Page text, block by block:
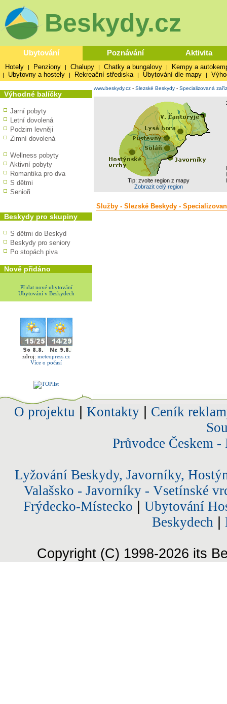
Beskydy.cz
Ubytování Poznávání Aktivita
Hotely | Penziony | Chalupy | Chatky a bungalovy | Kempy a
| Ubytovny a hostely | Rekreační střediska | Ubytování dle mapy |
Výhodné balíčky
Jarní pobyty
Letní dovolená
Podzim levněji
Zimní dovolená
Wellness pobyty
Aktivní pobyty
Romantika pro dva
S dětmi
Senioři
Beskydy pro skupiny
S dětmi do Beskyd
Beskydy pro seniory
Po stopách piva
Nově přidáno
Přidat nové ubytování
Ubytování v Beskydech
zdroj: meteopress.cz
Více o počasí
www.beskydy.cz - Slezské Beskydy - Specializovaná
Tip: zvolte region z mapy
Zobrazit celý region
Služby - Slezské Beskydy -
O projektu Kontakty| Ceník
Průvodce Českem
Lyžování Beskydy, Javorníky,
Valašsko - Javorníky - Vsetínské
Frýdecko-Místecko
Ubytování
Beskydech
Copyright (C) 1998-2026 its